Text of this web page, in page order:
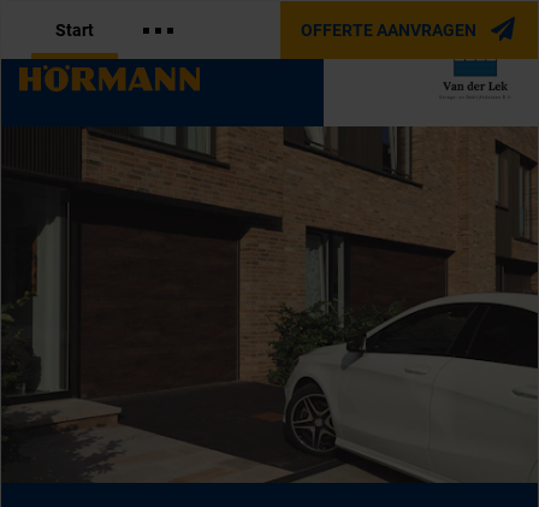
Start OFFERTE AANVRAGEN
OFFICIËLE PARTNER VAN